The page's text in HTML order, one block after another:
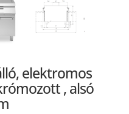
elektromos
, alsó